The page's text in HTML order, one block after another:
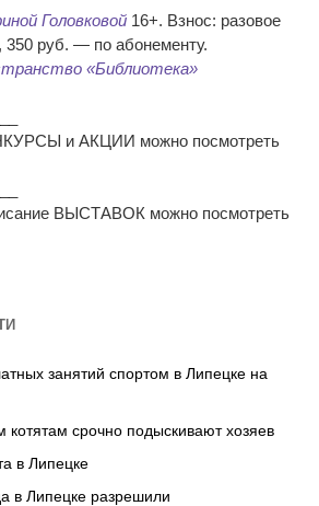
Головковой 16+. Взнос: разовое
руб. — по абонементу.
«Библиотека»
и АКЦИИ можно посмотреть
ВЫСТАВОК можно посмотреть
занятий спортом в Липецке на
срочно подыскивают хозяев
в Липецке
в Липецке разрешили